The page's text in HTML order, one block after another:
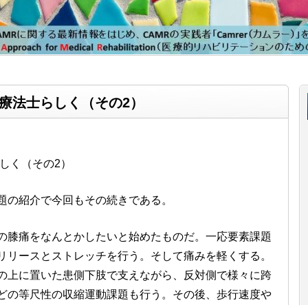
法士らしく（その2）
く（その2）
紹介で今回もその続きである。
痛をなんとかしたいと始めたものだ。一応要素課題
リースとストレッチを行う。そして痛みを軽くする。
上に置いた患側下肢で支えながら、反対側で様々に跨
の等尺性の収縮運動課題も行う。その後、歩行速度や